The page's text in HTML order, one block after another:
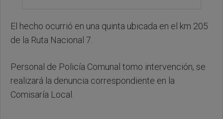
El hecho ocurrió en una quinta ubicada en el km 205
de la Ruta Nacional 7.
Personal de Policía Comunal tomo intervención, se
realizará la denuncia correspondiente en la
Comisaría Local.